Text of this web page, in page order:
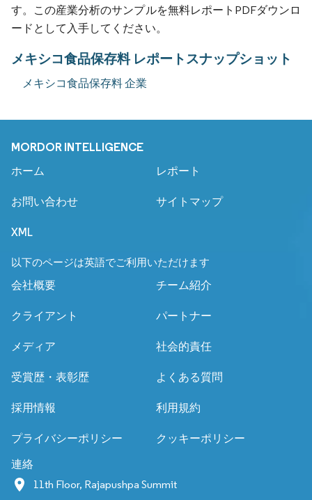
す。この産業分析のサンプルを無料レポートPDFダウンロ
ードとして入手してください。
メキシコ食品保存料 レポートスナップショット
メキシコ食品保存料 企業
MORDOR INTELLIGENCE
ホーム レポート
お問い合わせ サイトマップ
XML
以下のページは英語でご利用いただけます
会社概要
チーム紹介
クライアント パートナー
メディア 社会的責任
受賞歴・表彰歴 よくある質問
採用情報 利用規約
プライバシーポリシー クッキーポリシー
連絡
11th Floor, Rajapushpa Summit